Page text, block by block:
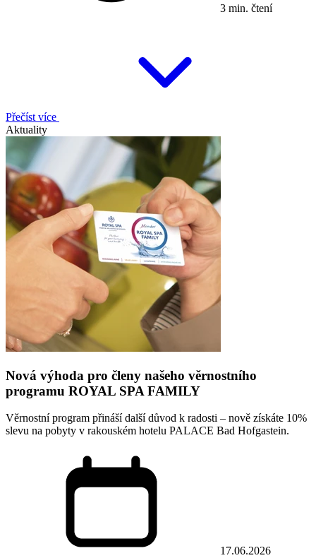
3 min. čtení
Přečíst více
Aktuality
Nová výhoda pro členy našeho věrnostního
programu ROYAL SPA FAMILY
Věrnostní program přináší další důvod k radosti – nově získáte 10%
slevu na pobyty v rakouském hotelu PALACE Bad Hofgastein.
17.06.2026